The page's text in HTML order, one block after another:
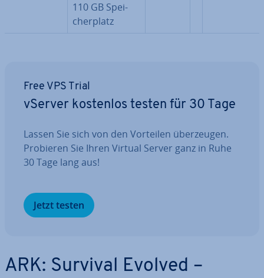
110 GB Spei­
cher­platz
Free VPS Trial
vServer kostenlos testen für 30 Tage
Lassen Sie sich von den Vorteilen über­zeu­gen.
Probieren Sie Ihren Virtual Server ganz in Ruhe
30 Tage lang aus!
Jetzt testen
ARK: Survival Evolved –